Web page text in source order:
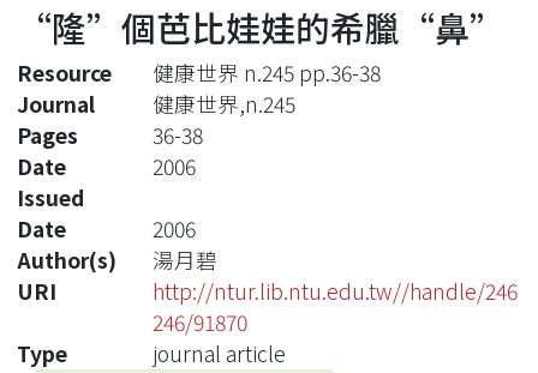
Statistics
“隆”個芭比娃娃的希臘“鼻”
Resource
健康世界 n.245 pp.36-38
Journal
健康世界,n.245
Pages
36-38
Date
Issued
2006
Date
2006
Author(s)
湯月碧
URI
http://ntur.lib.ntu.edu.tw//handle/246
246/91870
Type
journal article